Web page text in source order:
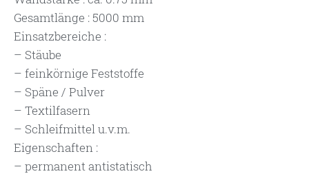
Gesamtlänge : 5000 mm
Einsatzbereiche :
– Stäube
– feinkörnige Feststoffe
– Späne / Pulver
– Textilfasern
– Schleifmittel u.v.m.
Eigenschaften :
– permanent antistatisch